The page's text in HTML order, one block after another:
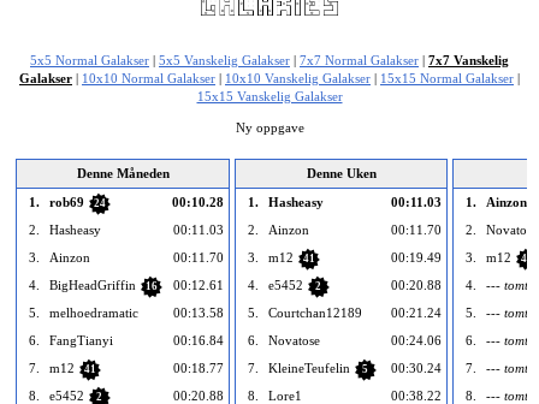
5x5 Normal Galakser | 5x5 Vanskelig Galakser | 7x7 Normal Galakser | 7x7 Vanskelig
Galakser | 10x10 Normal Galakser | 10x10 Vanskelig Galakser | 15x15 Normal Galakser |
15x15 Vanskelig Galakser
Ny oppgave
Denne Måneden
1.
rob69 24
00:10.28
2.
Hasheasy
00:11.03
3.
Ainzon
00:11.70
4.
BigHeadGriffin 16
00:12.61
5.
melhoedramatic
00:13.58
6.
FangTianyi
00:16.84
7.
m12 41
00:18.77
8.
e5452 2
00:20.88
Denne Uken
1.
Hasheasy
00:11.03
2.
Ainzon
00:11.70
3.
m12 41
00:19.49
4.
e5452 2
00:20.88
5.
Courtchan12189
00:21.24
6.
Novatose
00:24.06
7.
KleineTeufelin 5
00:30.24
8.
Lore1
00:38.22
1.
Ainzon
2.
Novatose
3.
m12 41
4.
--- tomt
5.
--- tomt
6.
--- tomt
7.
--- tomt
8.
--- tomt